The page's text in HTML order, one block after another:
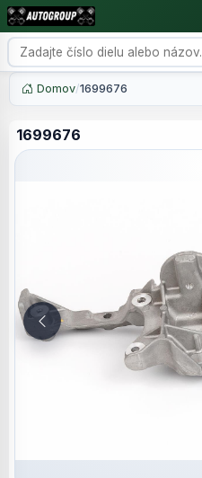
Domov/1699676
1699676